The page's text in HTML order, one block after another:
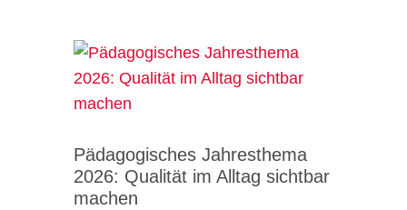
Pädagogisches Jahresthema
2026: Qualität im Alltag sichtbar
machen